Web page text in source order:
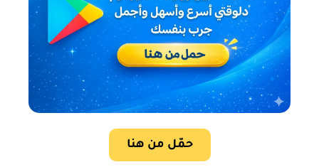
حمّل من هنا